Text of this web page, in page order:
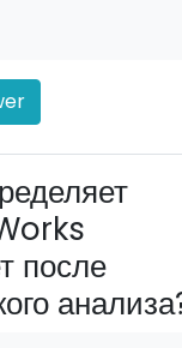
после